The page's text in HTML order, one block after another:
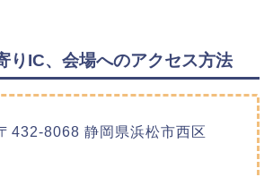
りIC、会場へのアクセス方法
432-8068 静岡県浜松市西区